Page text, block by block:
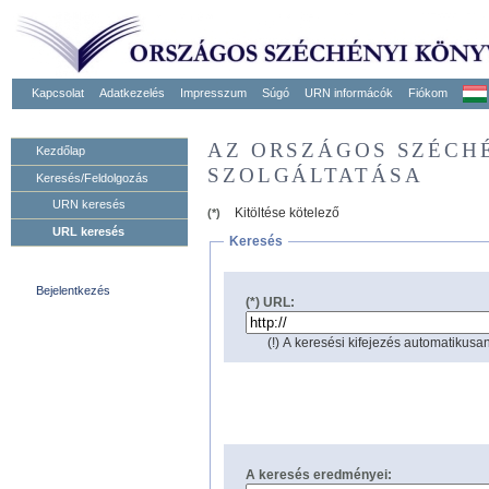
Kapcsolat Adatkezelés Impresszum Súgó URN informácók Fiókom
Kezdőlap
Keresés/Feldolgozás
URN keresés
URL keresés
Bejelentkezés
AZ ORSZÁGOS
SZOLGÁLTATÁSA
(*)
Kitöltése kötelező
Keresés
(*) URL:
(!) A keresési kifejezés
A keresés eredményei: